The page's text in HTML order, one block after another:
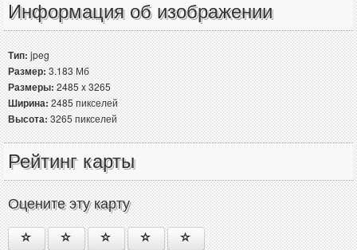
Информация об изображении
Тип:jpeg
Размер:3.183 Мб
Размеры:2485 x 3265
Ширина:2485 пикселей
Высота:3265 пикселей
Рейтинг карты
Оцените эту карту